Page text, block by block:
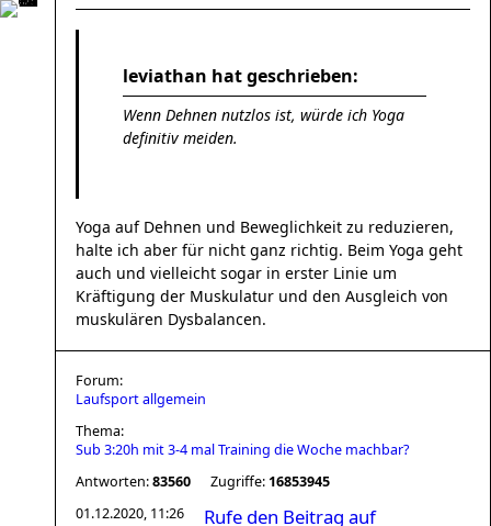
leviathan hat geschrieben:
Wenn Dehnen nutzlos ist, würde ich Yoga
definitiv meiden.
Yoga auf Dehnen und Beweglichkeit zu reduzieren,
halte ich aber für nicht ganz richtig. Beim Yoga geht
auch und vielleicht sogar in erster Linie um
Kräftigung der Muskulatur und den Ausgleich von
muskulären Dysbalancen.
Forum:
Laufsport allgemein
Thema:
Sub 3:20h mit 3-4 mal Training die Woche machbar?
Antworten:83560 Zugriffe: 16853945
01.12.2020, 11:26
Rufe den Beitrag auf